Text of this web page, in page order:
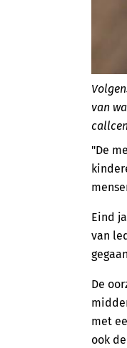
van
"De
Eind
van
De
met
ook